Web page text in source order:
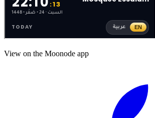
View on the Moonode app